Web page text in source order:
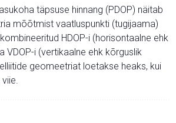
täpsuse hinnang (PDOP) näitab
mõõtmist vaatluspunkti (tugijaama)
HDOP-i (horisontaalne ehk
VDOP-i (vertikaalne ehk kõrguslik
geomeetriat loetakse heaks, kui